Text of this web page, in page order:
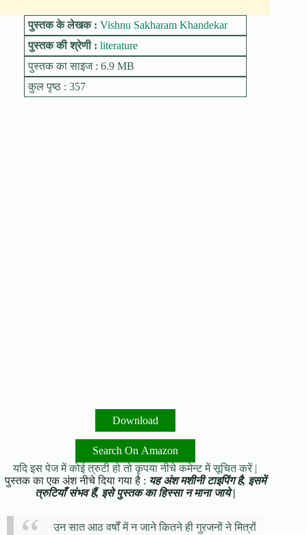
पुस्तक के लेखक : Vishnu Sakharam Khandekar
पुस्तक की श्रेणी : literature
पुस्तक का साइज : 6.9 MB
कुल पृष्ठ : 357
Download
Search On Amazon
यदि इस पेज में कोई त्रुटी हो तो कृपया नीचे कमेन्ट में सूचित करें |
पुस्तक का एक अंश नीचे दिया गया है : यह अंश मशीनी टाइपिंग है, इसमें
त्रुटियाँ संभव हैं, इसे पुस्तक का हिस्सा न माना जाये |
उन सात आठ वर्षों में न जाने कितने ही गुरजनों ने मित्रों